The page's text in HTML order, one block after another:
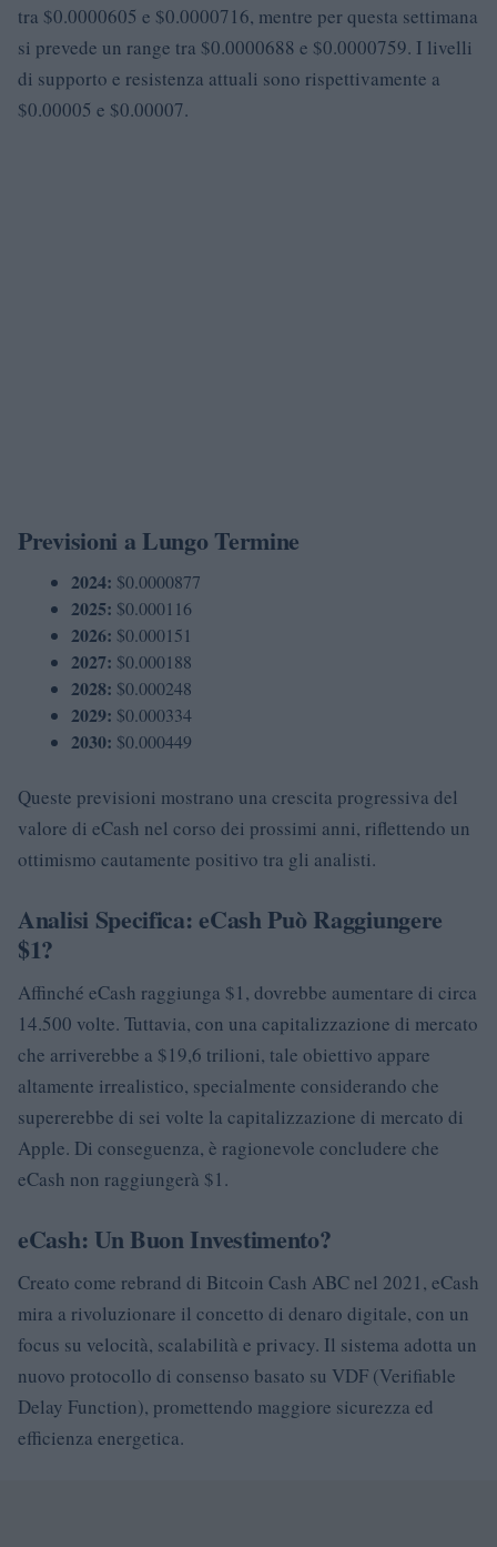
tra $0.0000605 e $0.0000716, mentre per questa settimana
si prevede un range tra $0.0000688 e $0.0000759. I livelli
di supporto e resistenza attuali sono rispettivamente a
$0.00005 e $0.00007.
Previsioni a Lungo Termine
2024: $0.0000877
2025: $0.000116
2026: $0.000151
2027: $0.000188
2028: $0.000248
2029: $0.000334
2030: $0.000449
Queste previsioni mostrano una crescita progressiva del
valore di eCash nel corso dei prossimi anni, riflettendo un
ottimismo cautamente positivo tra gli analisti.
Analisi Specifica: eCash Può Raggiungere
$1?
Affinché eCash raggiunga $1, dovrebbe aumentare di circa
14.500 volte. Tuttavia, con una capitalizzazione di mercato
che arriverebbe a $19,6 trilioni, tale obiettivo appare
altamente irrealistico, specialmente considerando che
supererebbe di sei volte la capitalizzazione di mercato di
Apple. Di conseguenza, è ragionevole concludere che
eCash non raggiungerà $1.
eCash: Un Buon Investimento?
Creato come rebrand di Bitcoin Cash ABC nel 2021, eCash
mira a rivoluzionare il concetto di denaro digitale, con un
focus su velocità, scalabilità e privacy. Il sistema adotta un
nuovo protocollo di consenso basato su VDF (Verifiable
Delay Function), promettendo maggiore sicurezza ed
efficienza energetica.